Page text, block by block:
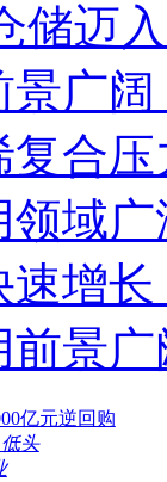
储迈
广
合
域
增
景
亿元逆回购
头